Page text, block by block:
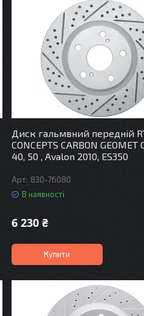
Диск гальмвний передній
CONCEPTS CARBON GEOMET
40, 50 , Avalon 2010, ES350
830-76080
В наявності
6 230 ₴
Купити